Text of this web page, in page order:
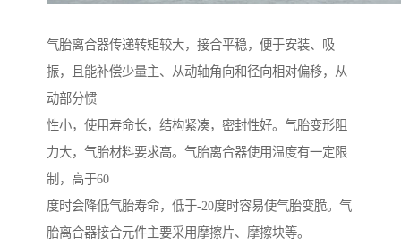
气胎离合器传递转矩较大，接合平稳，便于安装、吸
振，且能补偿少量主、从动轴角向和径向相对偏移，从
动部分惯
性小，使用寿命长，结构紧凑，密封性好。气胎变形阻
力大，气胎材料要求高。气胎离合器使用温度有一定限
制，高于60
度时会降低气胎寿命，低于-20度时容易使气胎变脆。气
胎离合器接合元件主要采用摩擦片、摩擦块等。